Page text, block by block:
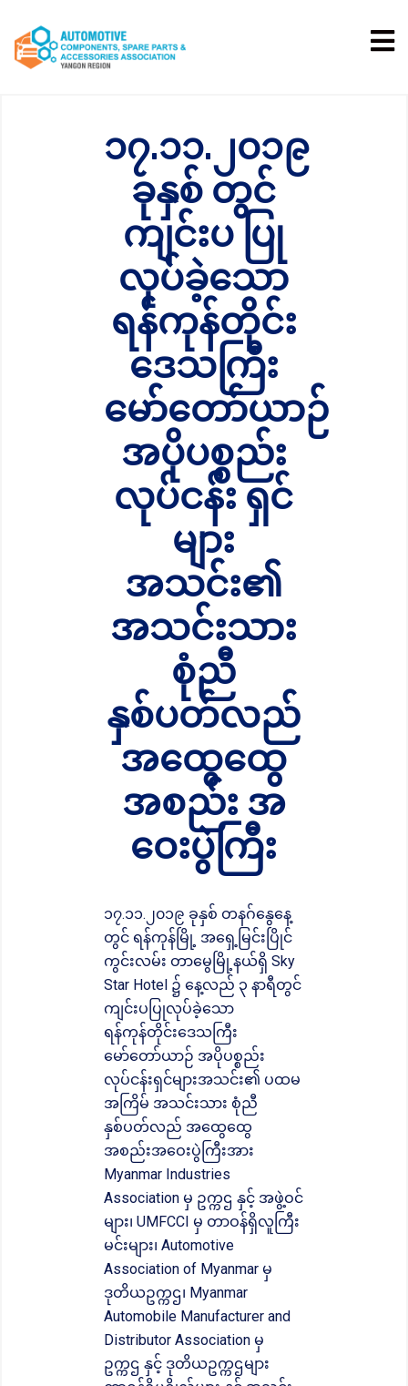
၁၇.၁၁.၂၀၁၉
ခုနှစ် တွင်
ကျင်းပ ပြု
လုပ်ခဲ့သော
ရန်ကုန်တိုင်း
ဒေသကြီး
မော်တော်ယာဉ်
အပိုပစ္စည်း
လုပ်ငန်း ရှင်
များ
အသင်း၏
အသင်းသား
စုံညီ
နှစ်ပတ်လည်
အထွေထွေ
အစည်း အ
ဝေးပွဲကြီး
၁၇.၁၁.၂၀၁၉ ခုနှစ် တနဂ်နွေနေ့
တွင် ရန်ကုန်မြို့ အရှေ့မြင်းပြိုင်
ကွင်းလမ်း တာမွေမြို့နယ်ရှိ Sky
Star Hotel ၌ နေ့လည် ၃ နာရီတွင်
ကျင်းပပြုလုပ်ခဲ့သော
ရန်ကုန်တိုင်းဒေသကြီး
မော်တော်ယာဉ် အပိုပစ္စည်း
လုပ်ငန်းရှင်များအသင်း၏ ပထမ
အကြိမ် အသင်းသား စုံညီ
နှစ်ပတ်လည် အထွေထွေ
အစည်းအဝေးပွဲကြီးအား
Myanmar Industries
Association မှ ဥက္ကဌ နှင့် အဖွဲ့ဝင်
များ၊ UMFCCI မှ တာဝန်ရှိလူကြီး
မင်းများ၊ Automotive
Association of Myanmar မှ
ဒုတိယဥက္ကဌ၊ Myanmar
Automobile Manufacturer and
Distributor Association မှ
ဥက္ကဌ နှင့် ဒုတိယဥက္ကဌများ